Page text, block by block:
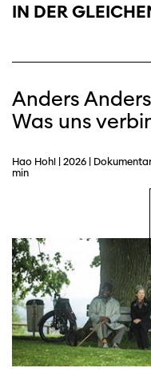
IN DER
Anders
Was uns
Hao Hohl | 2026 |
min